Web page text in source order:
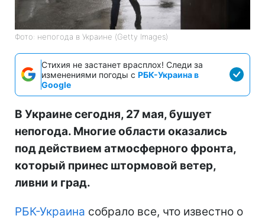
Фото: непогода в Украине (Getty Images)
Стихия не застанет врасплох! Следи за
изменениями погоды с РБК-Украина в
Google
В Украине сегодня, 27 мая, бушует
непогода. Многие области оказались
под действием атмосферного фронта,
который принес штормовой ветер,
ливни и град.
РБК-Украина собрало все, что известно о